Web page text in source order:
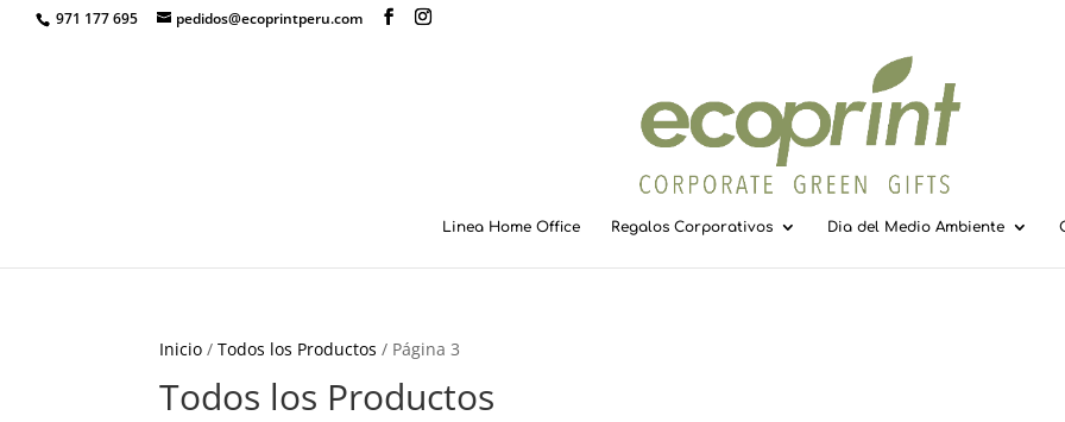
971 177 695 pedidos@ecoprintperu.com
Linea Home Office Regalos Corporativos Dia del Medio Ambiente
Inicio /Todos los Productos / Página 3
Todos los Productos